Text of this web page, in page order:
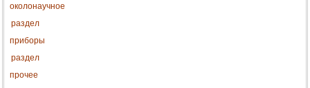
околонаучное
раздел
приборы
раздел
прочее